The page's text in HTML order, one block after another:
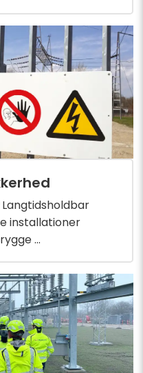
installationer
...